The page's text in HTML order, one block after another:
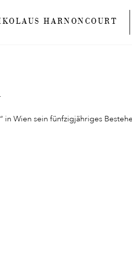
HARNONCOURT
Wien sein fünfzigjähriges